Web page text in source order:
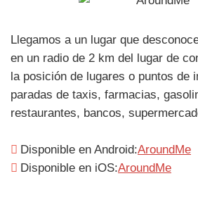
Llegamos a un lugar que
en un radio de 2 km del lugar de
la posición de lugares o puntos de
paradas de taxis, farmacias,
restaurantes, bancos,
Disponible en Android:AroundMe
Disponible en iOS:AroundMe